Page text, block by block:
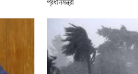
প্রধানমন্ত্রী